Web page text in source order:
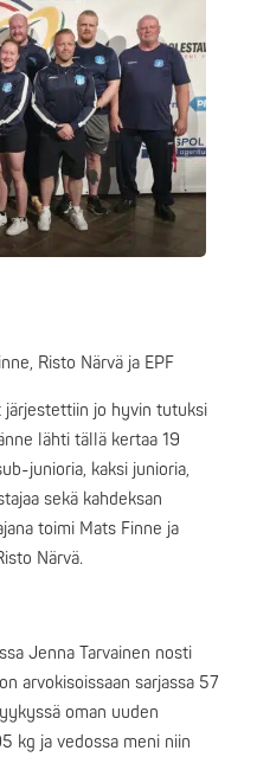
Risto Närvä ja EPF
jo hyvin tutuksi
lähti tällä kertaa 19
junioria, kaksi junioria,
sekä kahdeksan
toimi Mats Finne ja
Närvä.
Jenna Tarvainen nosti
arvokisoissaan sarjassa 57
oman uuden
kg ja vedossa meni niin